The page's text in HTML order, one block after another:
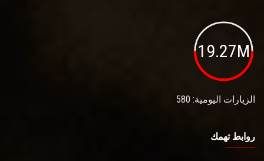
19.27M
الزيارات اليومية: 580
روابط تهمك